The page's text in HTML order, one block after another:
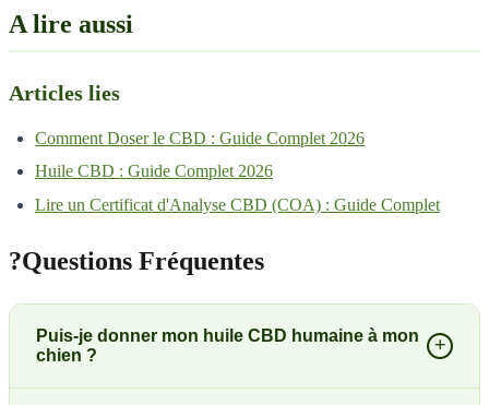
A lire aussi
Articles lies
Comment Doser le CBD : Guide Complet 2026
Huile CBD : Guide Complet 2026
Lire un Certificat d'Analyse CBD (COA) : Guide Complet
?Questions Fréquentes
Puis-je donner mon huile CBD humaine à mon
chien ?
+